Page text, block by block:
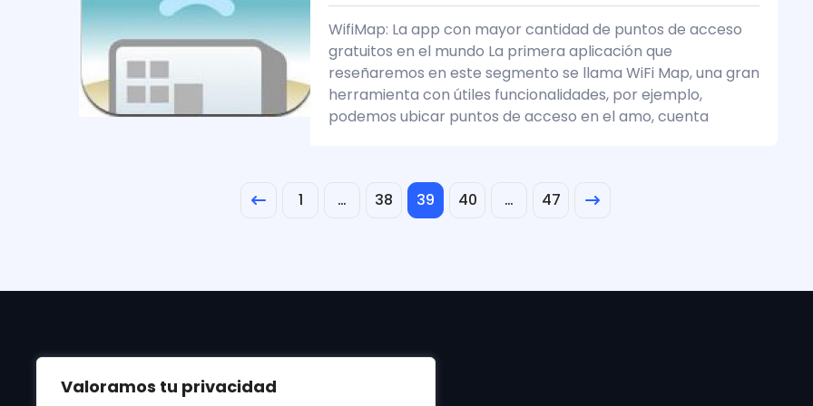
Valoramos tu privacidad
WifiMap: La app con mayor cantidad de puntos de acceso
gratuitos en el mundo La primera aplicación que
reseñaremos en este segmento se llama WiFi Map, una gran
herramienta con útiles funcionalidades, por ejemplo,
podemos ubicar puntos de acceso en el amo, cuenta
1 … 38 39 40 … 47